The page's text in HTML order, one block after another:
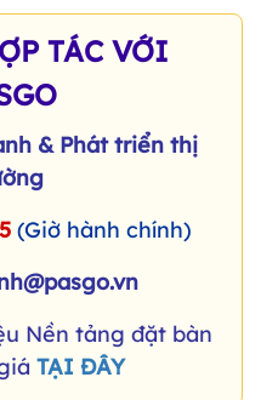
TÁC VỚI
& Phát triển thị
(Giờ hành chính)
Nền tảng đặt bàn
TẠI ĐÂY